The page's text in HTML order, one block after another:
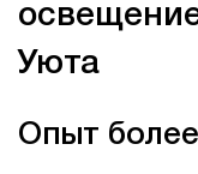
Уюта
Опыт